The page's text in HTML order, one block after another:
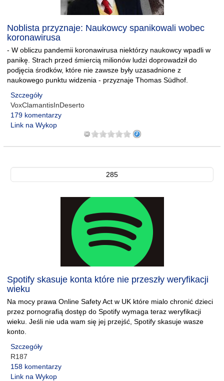
Noblista przyznaje: Naukowcy spanikowali wobec
koronawirusa
- W obliczu pandemii koronawirusa niektórzy naukowcy wpadli w
panikę. Strach przed śmiercią milionów ludzi doprowadził do
podjęcia środków, które nie zawsze były uzasadnione z
naukowego punktu widzenia - przyznaje Thomas Südhof.
Szczegóły
VoxClamantisInDeserto
179 komentarzy
Link na Wykop
285
Spotify skasuje konta które nie przeszły weryfikacji
wieku
Na mocy prawa Online Safety Act w UK które mialo chronić dzieci
przez pornografią dostęp do Spotify wymaga teraz weryfikacji
wieku. Jeśli nie uda wam się jej przejść, Spotify skasuje wasze
konto.
Szczegóły
R187
158 komentarzy
Link na Wykop